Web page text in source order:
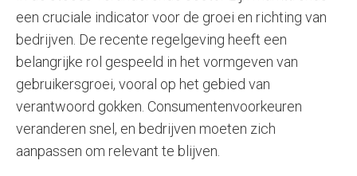
een cruciale indicator voor de groei en richting van
bedrijven. De recente regelgeving heeft een
belangrijke rol gespeeld in het vormgeven van
gebruikersgroei, vooral op het gebied van
verantwoord gokken. Consumentenvoorkeuren
veranderen snel, en bedrijven moeten zich
aanpassen om relevant te blijven.